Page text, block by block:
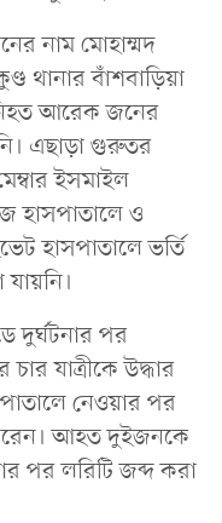
নাম মোহাম্মদ
থানার বাঁশবাড়িয়া
আরেক জনের
এছাড়া গুরুতর
ইসমাইল
হাসপাতালে ও
হাসপাতালে ভর্তি
দুর্ঘটনার পর
যাত্রীকে উদ্ধার
নেওয়ার পর
আহত দুইজনকে
পর লরিটি জব্দ করা